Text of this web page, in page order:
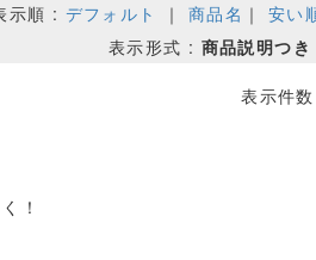
示順 : デフォルト ｜ 商品名 ｜ 安い
表示形式 : 商品説明つき
表示件
！